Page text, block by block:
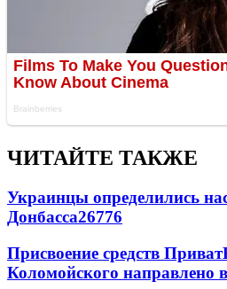
ЧИТАЙТЕ ТАКЖЕ
Украинцы определились
Донбасса26776
Присвоение средств
Коломойского направлено